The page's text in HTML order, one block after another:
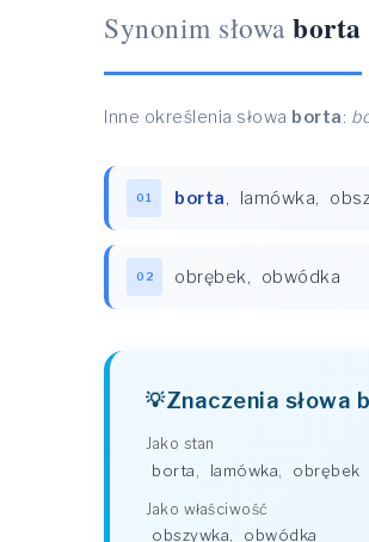
Synonim słowa borta
Inne określenia słowa borta:
01 borta, lamówka,
02 obrębek, obwódka
Znaczenia słowa
Jako stan
borta lamówka obrębek
Jako właściwość
obszywka, obwódka